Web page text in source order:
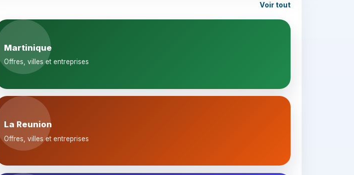
Voir tout
Martinique
Offres, villes et entreprises
La Reunion
Offres, villes et entreprises